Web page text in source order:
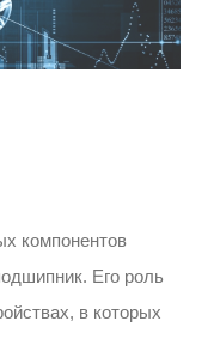
компонентов
Его роль
в которых